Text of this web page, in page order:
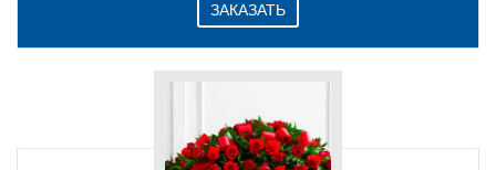
ЗАКАЗАТЬ